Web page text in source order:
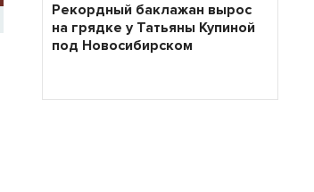
Рекордный баклажан вырос
на грядке у Татьяны Купиной
под Новосибирском